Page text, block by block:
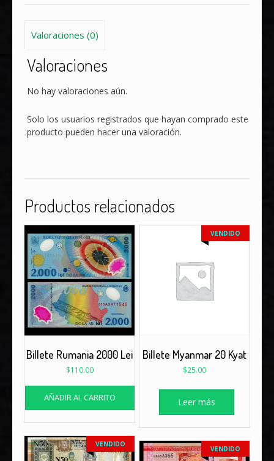
Valoraciones (0)
Valoraciones
No hay valoraciones aún.
Solo los usuarios registrados que hayan comprado este
producto pueden hacer una valoración.
Productos relacionados
Billete Rumania 2000 Lei
$110.00
AÑADIR AL CARRITO
VENDIDO
Billete Myanmar 20 Kyat
$25.00
Leer más
VENDIDO
VENDIDO